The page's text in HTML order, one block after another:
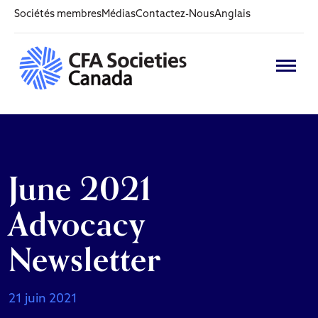
Sociétés membresMédiasContactez-NousAnglais
June 2021
Advocacy
Newsletter
21 juin 2021